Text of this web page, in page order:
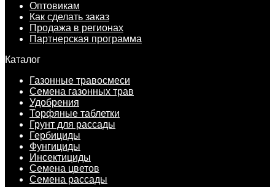
Оптовикам
Как сделать заказ
Продажа в регионах
Партнерская программа
Каталог
Газонные травосмеси
Семена газонных трав
Удобрения
Торфяные таблетки
Грунт для рассады
Гербициды
Фунгициды
Инсектициды
Семена цветов
Семена рассады